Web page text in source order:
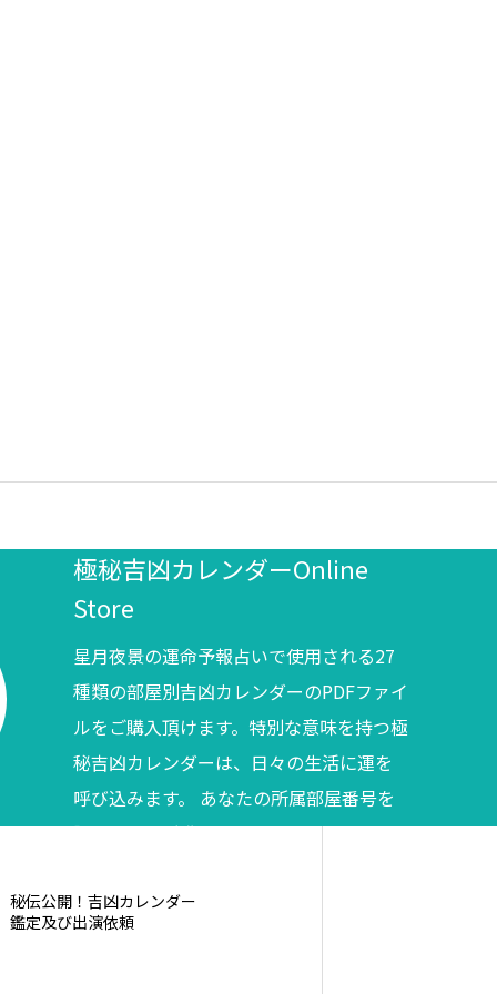
極秘吉凶カレンダーOnline
Store
星月夜景の運命予報占いで使用される27
種類の部屋別吉凶カレンダーのPDFファイ
ルをご購入頂けます。特別な意味を持つ極
秘吉凶カレンダーは、日々の生活に運を
呼び込みます。 あなたの所属部屋番号を
調べてからご購入ください。
秘伝公開！吉凶カレンダー
鑑定及び出演依頼